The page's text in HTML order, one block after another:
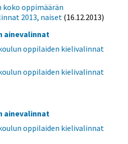
koko oppimäärän
2013, naiset (16.12.2013)
ainevalinnat
oppilaiden kielivalinnat
oppilaiden kielivalinnat
ainevalinnat
oppilaiden kielivalinnat